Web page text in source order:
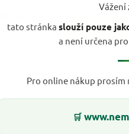
Vážení
tato stránka slouží pouze
a není určena
Pro online nákup prosím
🛒
Kč
/ 1 kg
Do košíku
Der Himmlische mletá káva
100% arabika s jemným
a harmonickou chutí pro filtr,
Kód:17815